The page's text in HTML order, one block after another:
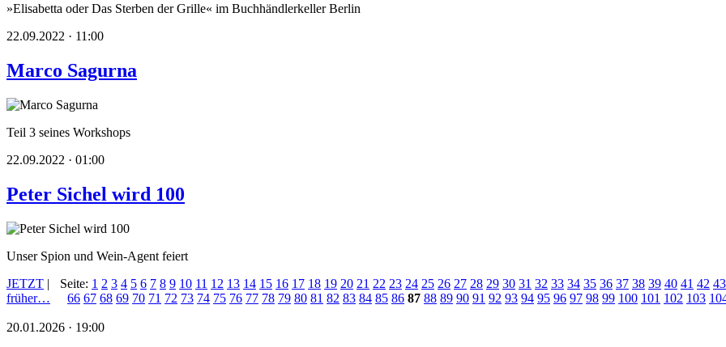
»Elisabetta oder Das Sterben der Grille« im Buchhändlerkeller Berlin
22.09.2022 · 11:00
Marco Sagurna
Teil 3 seines Workshops
22.09.2022 · 01:00
Peter Sichel wird 100
Unser Spion und Wein-Agent feiert
JETZT |
früher…
Seite: 1 2 3 4 5 6 7 8 9 10 11 12 13 14 15 16 17 18 19 20 21 22 23 24 25 26 27 28 29 30 31 32 33 34 35 36 37 38 39 40 41 42 43
66 67 68 69 70 71 72 73 74 75 76 77 78 79 80 81 82 83 84 85 86 87 88 89 90 91 92 93 94 95 96 97 98 99 100 101 102 103
20.01.2026 · 19:00